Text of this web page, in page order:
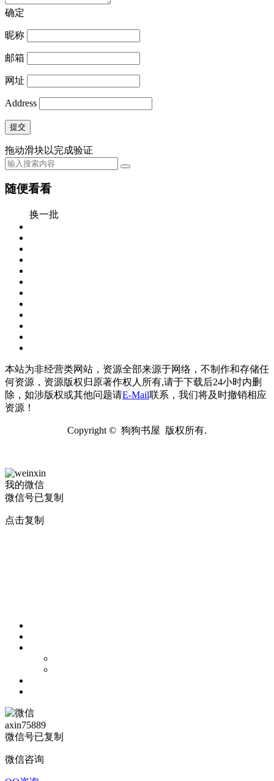
确定
昵称
邮箱
网址
Address
提交
拖动滑块以完成验证
随便看看
换一批
本站为非经营类网站，资源全部来源于网络，不制作和存储任
何资源，资源版权归原著作权人所有,请于下载后24小时内删
除，如涉版权或其他问题请E-Mail联系，我们将及时撤销相应
资源！
Copyright © 狗狗书屋 版权所有.
我的微信
微信号已复制
点击复制
axin75889
微信号已复制
微信咨询